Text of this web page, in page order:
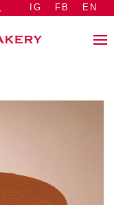
IG FB EN